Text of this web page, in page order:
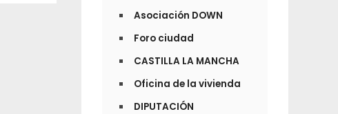
Asociación DOWN
Foro ciudad
CASTILLA LA MANCHA
Oficina de la vivienda
DIPUTACIÓN